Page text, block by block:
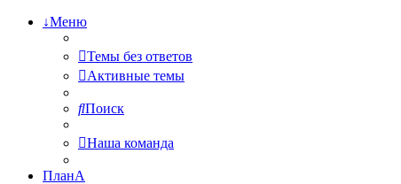
↓Меню
Темы без ответов
Активные темы
Поиск
Наша команда
ПланА